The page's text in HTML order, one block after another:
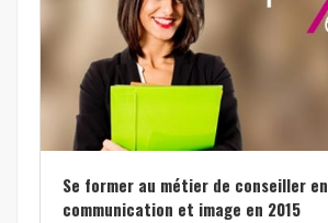
Se former au métier de conseiller en
communication et image en 2015